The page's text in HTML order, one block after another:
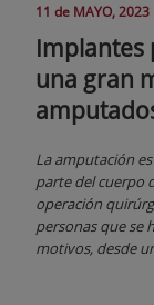
11 de MAYO, 2023
Implantes
una gran
La amputación
parte del cuerpo
operación
personas que se
motivos, desde